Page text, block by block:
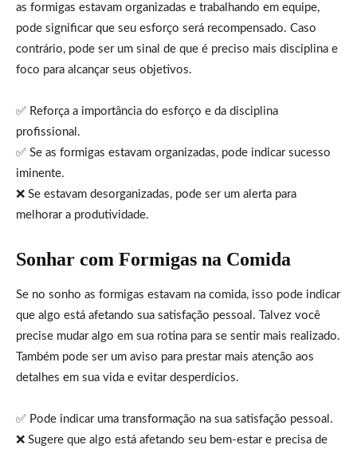
as formigas estavam organizadas e trabalhando em equipe,
pode significar que seu esforço será recompensado. Caso
contrário, pode ser um sinal de que é preciso mais disciplina e
foco para alcançar seus objetivos.
✅ Reforça a importância do esforço e da disciplina
profissional.
✅ Se as formigas estavam organizadas, pode indicar sucesso
iminente.
❌ Se estavam desorganizadas, pode ser um alerta para
melhorar a produtividade.
Sonhar com Formigas na Comida
Se no sonho as formigas estavam na comida, isso pode indicar
que algo está afetando sua satisfação pessoal. Talvez você
precise mudar algo em sua rotina para se sentir mais realizado.
Também pode ser um aviso para prestar mais atenção aos
detalhes em sua vida e evitar desperdícios.
✅ Pode indicar uma transformação na sua satisfação pessoal.
❌ Sugere que algo está afetando seu bem-estar e precisa de